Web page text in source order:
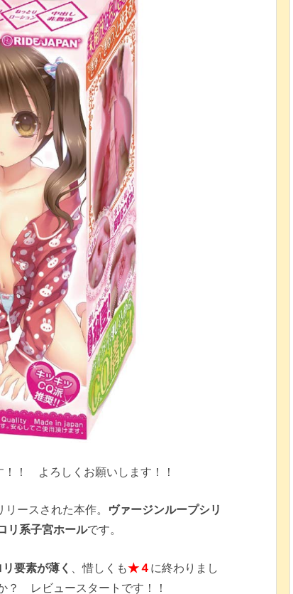
！！ よろしくお願いします！！
ースされた本作。 ヴァージンループシリ
リ系子宮ホールです。
リ要素が薄く 、惜しくも★４に終わりまし
？ レビュースタートです！！